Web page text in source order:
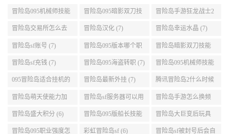
冒险岛095机械师技能
展示 (9)
冒险岛095暗影双刀技
能加点 (9)
冒险岛手游狂龙战士2
转 (9)
冒险岛交易所怎么去
(8)
冒险岛汉化 (7) 冒险岛幸运水晶 (7)
冒险岛sf账号 (7) 冒险岛095版本哪个职
业段数高些 (7)
冒险岛暗影双刀技能
加点095版本 (7)
冒险岛sf充钱 (7) 冒险岛095海盗转职 (7) 冒险岛095机械师技能
演示 (7)
095冒险岛适合挂机的
地图 (7)
冒险岛最新外挂 (7) 腾讯冒险岛2什么时候
公测 (7)
冒险岛萌天使能力加
点 (6)
冒险岛sf服务器可以用
自己电脑 (6)
冒险岛手游怎么换频
道 (6)
冒险岛盛大积分 (6) 冒险岛095版船长技能
介绍 (6)
冒险岛大巨变后玩具
城组队任务 (6)
冒险岛095职业强度怎 彩虹冒险岛sf (6) 冒险岛sf被封号后会自